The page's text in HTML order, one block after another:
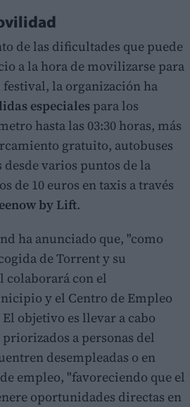
de las dificultades que puede
a la hora de movilizarse para
la organización ha
especiales para los
hasta las 03:30 horas, más
gratuito, autobuses
varios puntos de la
de 10 euros en taxis a través
by Lift.
ha anunciado que, "como
de Torrent y su
colaborará con el
y el Centro de Empleo
objetivo es llevar a cabo
a personas del
desempleadas o en
empleo, "favoreciendo que el
oportunidades directas en